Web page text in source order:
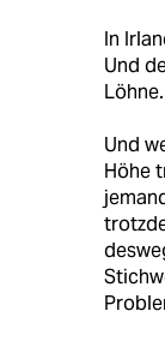
In
Und
Löhne.
Und
Höhe